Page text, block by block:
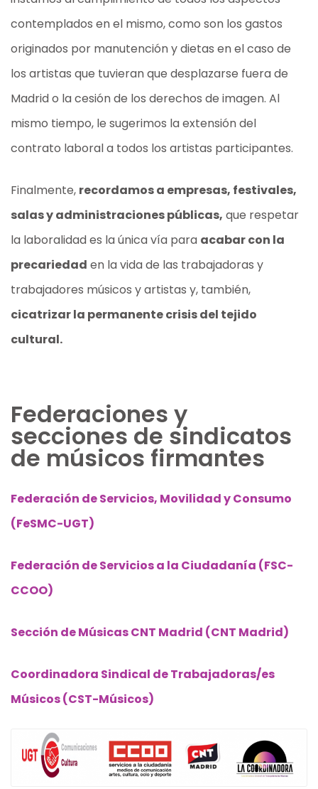
contemplados en el mismo, como son los gastos
originados por manutención y dietas en el caso de
los artistas que tuvieran que desplazarse fuera de
Madrid o la cesión de los derechos de imagen. Al
mismo tiempo, le sugerimos la extensión del
contrato laboral a todos los artistas participantes.
Finalmente, recordamos a empresas, festivales,
salas y administraciones públicas, que respetar
la laboralidad es la única vía para acabar con la
precariedad en la vida de las trabajadoras y
trabajadores músicos y artistas y, también,
cicatrizar la permanente crisis del tejido
cultural.
Federaciones y
secciones de sindicatos
de músicos firmantes
Federación de Servicios, Movilidad y Consumo
(FeSMC-UGT)
Federación de Servicios a la Ciudadanía (FSC-
CCOO)
Sección de Músicas CNT Madrid (CNT Madrid)
Coordinadora Sindical de Trabajadoras/es
Músicos (CST-Músicos)